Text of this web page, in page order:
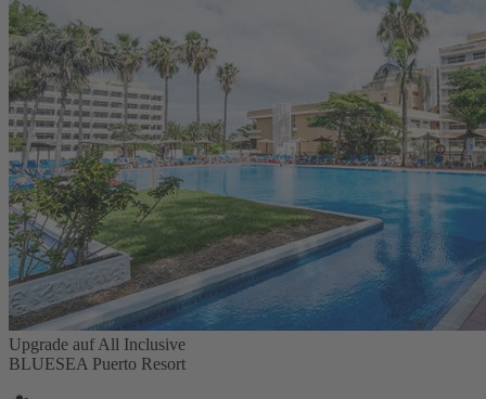
Upgrade auf All Inclusive
BLUESEA Puerto Resort